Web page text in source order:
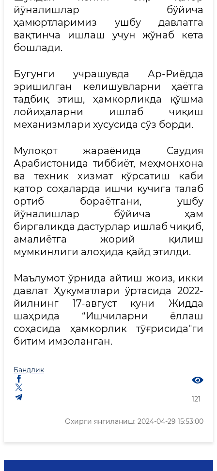
йўналишлар бўйича
ҳамюртларимиз ушбу давлатга
вақтинча ишлаш учун жўнаб кета
бошлади.
Бугунги учрашувда Ар-Риёдда
эришилган келишувларни ҳаётга
тадбиқ этиш, ҳамкорликда қўшма
лойиҳаларни ишлаб чиқиш
механизмлари хусусида сўз борди.
Мулоқот жараёнида Саудия
Арабистонида тиббиёт, меҳмонхона
ва техник хизмат кўрсатиш каби
қатор соҳаларда ишчи кучига талаб
ортиб бораётгани, ушбу
йўналишлар бўйича ҳам
биргаликда дастурлар ишлаб чиқиб,
амалиётга жорий қилиш
мумкинлиги алоҳида қайд этилди.
Маълумот ўрнида айтиш жоиз, икки
давлат Ҳукуматлари ўртасида 2022-
йилнинг 17-август куни Жидда
шаҳрида “Ишчиларни ёллаш
соҳасида ҳамкорлик тўғрисида"ги
битим имзоланган.
Бандлик
121
Охирги янгиланиш: 2024-04-29 15:53:00